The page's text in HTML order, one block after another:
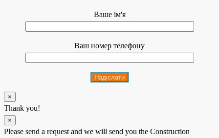
Ваше ім'я
Ваш номер телефону
×
Thank you!
×
Please send a request and we will send you the Construction